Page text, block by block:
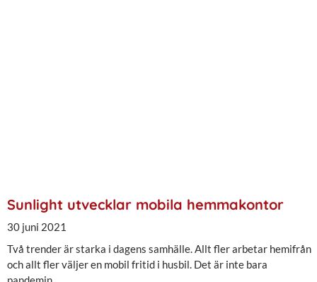
Sunlight utvecklar mobila hemmakontor
30 juni 2021
Två trender är starka i dagens samhälle. Allt fler arbetar hemifrån
och allt fler väljer en mobil fritid i husbil. Det är inte bara